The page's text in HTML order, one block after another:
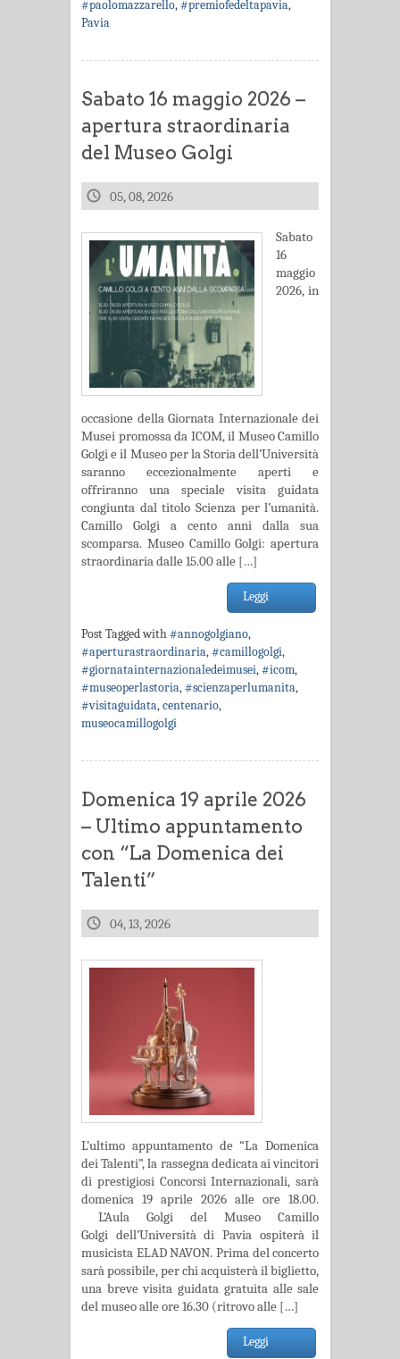
#paolomazzarello,#premiofedeltapavia,
Pavia
Sabato 16 maggio 2026 –
apertura straordinaria
del Museo Golgi
05, 08, 2026
Sabato
16
maggio
2026, in
occasione della Giornata Internazionale dei
Musei promossa da ICOM, il Museo Camillo
Golgi e il Museo per la Storia dell’Università
saranno eccezionalmente aperti e
offriranno una speciale visita guidata
congiunta dal titolo Scienza per l’umanità.
Camillo Golgi a cento anni dalla sua
scomparsa. Museo Camillo Golgi: apertura
straordinaria dalle 15.00 alle […]
Leggi
Post Tagged with#annogolgiano,
#aperturastraordinaria,#camillogolgi,
#giornatainternazionaledeimusei,#icom,
#museoperlastoria,#scienzaperlumanita,
#visitaguidata,centenario,
museocamillogolgi
Domenica 19 aprile 2026
– Ultimo appuntamento
con “La Domenica dei
Talenti”
04, 13, 2026
L’ultimo appuntamento de “La Domenica
dei Talenti”, la rassegna dedicata ai vincitori
di prestigiosi Concorsi Internazionali, sarà
domenica 19 aprile 2026 alle ore 18.00.
L’Aula Golgi del Museo Camillo
Golgi dell’Università di Pavia ospiterà il
musicista ELAD NAVON. Prima del concerto
sarà possibile, per chi acquisterà il biglietto,
una breve visita guidata gratuita alle sale
del museo alle ore 16.30 (ritrovo alle […]
Leggi